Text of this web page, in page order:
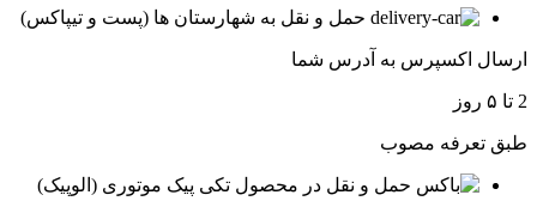
حمل و نقل به شهارستان ها (پست و تیپاکس)
ارسال اکسپرس به آدرس شما
2 تا ۵ روز
طبق تعرفه مصوب
پیک موتوری (الوپیک)